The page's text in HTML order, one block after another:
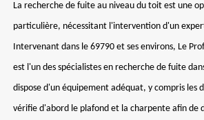
La recherche de fuite au niveau du toit est une
particulière, nécessitant l'intervention d'un
Intervenant dans le 69790 et ses environs, Le
est l'un des spécialistes en recherche de fuite
dispose d'un équipement adéquat, y compris les
vérifie d'abord le plafond et la charpente afin de